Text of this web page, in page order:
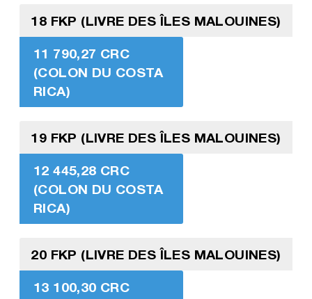
18 FKP (LIVRE DES ÎLES MALOUINES)
11 790,27 CRC
(COLON DU COSTA
RICA)
19 FKP (LIVRE DES ÎLES MALOUINES)
12 445,28 CRC
(COLON DU COSTA
RICA)
20 FKP (LIVRE DES ÎLES MALOUINES)
13 100,30 CRC